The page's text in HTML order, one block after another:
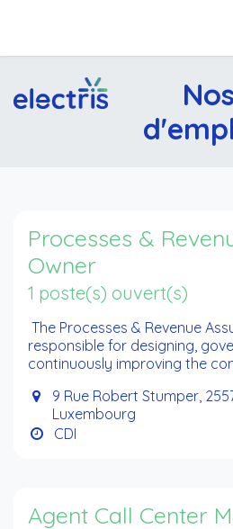
Processes &
Owner
1 poste(s) ouvert(s)
The Processes & Revenue
responsible for designing,
continuously improving the
integrity (ensuring
revenue streams) across the
9 Rue Robert Stumper,
Luxembourg
CDI
Agent Call Center